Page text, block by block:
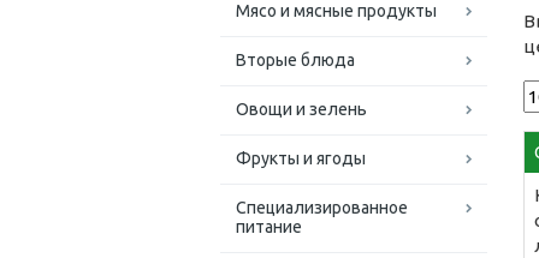
Мясо и мясные продукты
Вторые блюда
Овощи и зелень
Фрукты и ягоды
Специализированное
питание